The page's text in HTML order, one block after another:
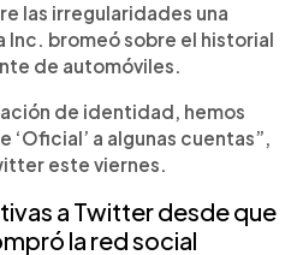
las irregularidades una
Inc. bromeó sobre el historial
de automóviles.
de identidad, hemos
a algunas cuentas”,
este viernes.
a Twitter desde que
la red social